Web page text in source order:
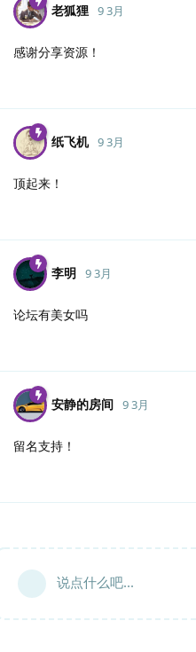
老狐狸 9 3月
感谢分享资源！
纸飞机 9 3月
顶起来！
李明 9 3月
论坛有美女吗
安静的房间 9 3月
留名支持！
说点什么吧...